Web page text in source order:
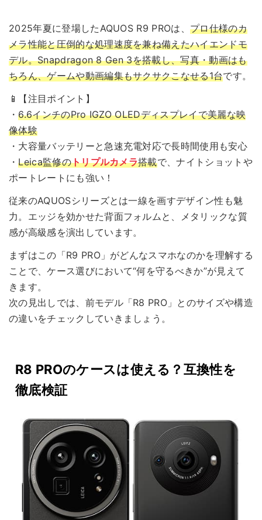
2025年夏に登場したAQUOS R9 PROは、 プロ仕様のカ
メラ性能と圧倒的な処理速度を兼ね備えたハイエンドモ
デル。Snapdragon 8 Gen 3を搭載し、写真・動画はも
ちろん、ゲームや動画編集もサクサクこなせる1台です。
📱【注目ポイント】
・6.6インチのPro IGZO OLEDディスプレイで美麗な映
像体験
・大容量バッテリーと急速充電対応で長時間使用も安心
・Leica監修のトリプルカメラ搭載で、ナイトショットや
ポートレートにも強い！
従来のAQUOSシリーズとは一線を画すデザイン性も魅
力。エッジを効かせた背面フォルムと、メタリックな質
感が高級感を演出しています。
まずはこの「R9 PRO」がどんなスマホなのかを理解する
ことで、ケース選びにおいて“何を守るべきか”が見えて
きます。
次の見出しでは、前モデル「R8 PRO」とのサイズや構造
の違いをチェックしていきましょう。
R8 PROのケースは使える？互換性を
徹底検証